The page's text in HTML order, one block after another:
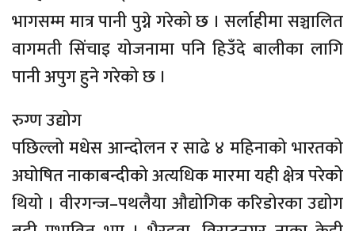
भागसम्म मात्र पानी पुग्ने गरेको छ । सर्लाहीमा सञ्चालित
वागमती सिंचाइ योजनामा पनि हिउँदे बालीका लागि
पानी अपुग हुने गरेको छ ।
रुग्ण उद्योग
पछिल्लो मधेस आन्दोलन र साढे ४ महिनाको भारतको
अघोषित नाकाबन्दीको अत्यधिक मारमा यही क्षेत्र परेको
थियो । वीरगन्ज–पथलैया औद्योगिक करिडोरका उद्योग